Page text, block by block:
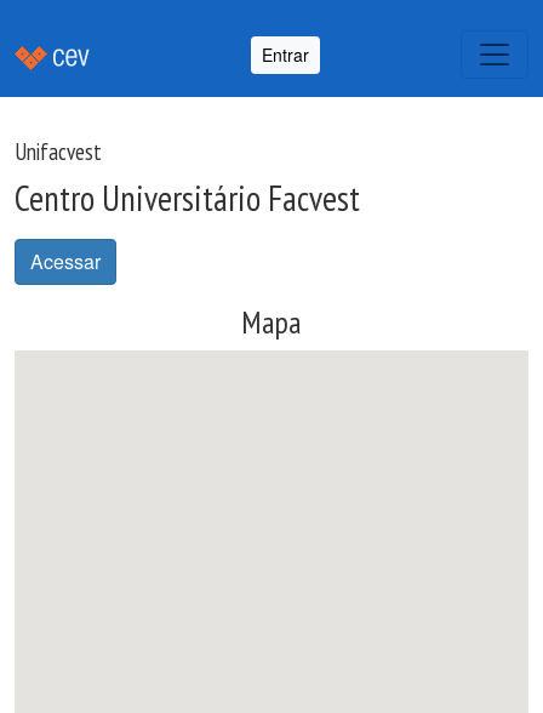
Entrar
Unifacvest
Centro Universitário Facvest
Acessar
Mapa